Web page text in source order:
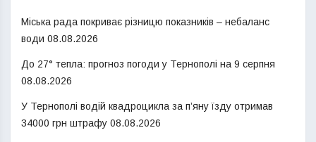
Міська рада покриває різницю показників – небаланс
води 08.08.2026
До 27° тепла: прогноз погоди у Тернополі на 9 серпня
08.08.2026
У Тернополі водій квадроцикла за п’яну їзду отримав
34000 грн штрафу 08.08.2026